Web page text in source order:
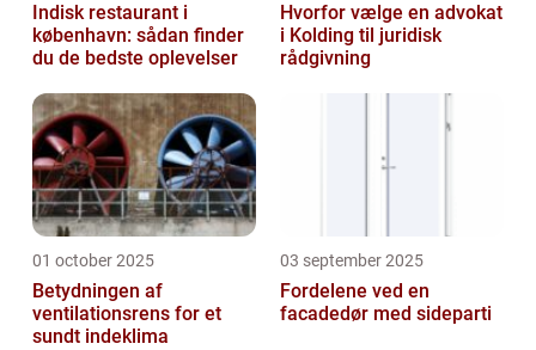
Indisk restaurant i
københavn: sådan finder
du de bedste oplevelser
Hvorfor vælge en advokat
i Kolding til juridisk
rådgivning
01 october 2025
Betydningen af
ventilationsrens for et
sundt indeklima
03 september 2025
Fordelene ved en
facadedør med sideparti